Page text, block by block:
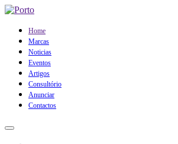
Home
Marcas
Noticias
Eventos
Artigos
Consultório
Anunciar
Contactos